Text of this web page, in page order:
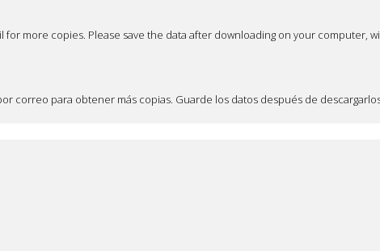
more copies. Please save the data after downloading on your computer,
correo para obtener más copias. Guarde los datos después de